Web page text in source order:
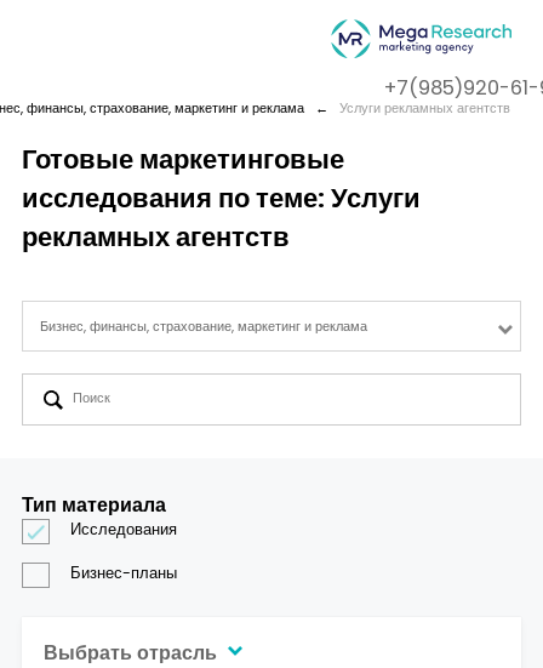
Company
Cases
Contact us
+7(985)920-
финансы, страхование, маркетинг и реклама ← Услуги рекламных агентств
Готовые маркетинговые
исследования по теме: Услуги
рекламных агентств
Бизнес, финансы, страхование, маркетинг и реклама
Тип материала
Исследования
Бизнес-планы
Выбрать отрасль